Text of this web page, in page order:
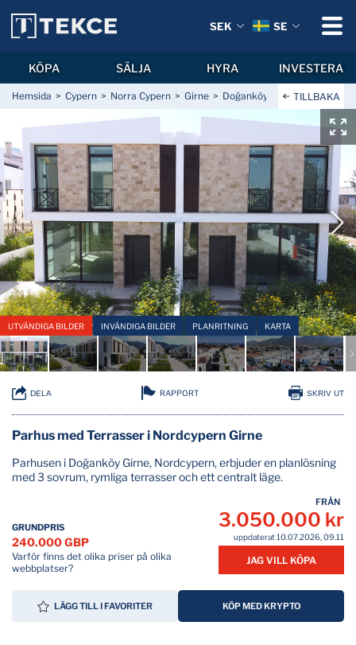
Hemsida Cypern Norra Cypern Girne Doğanköy Parhus med
TILLBAKA
UTVÄNDIGA BILDER INVÄNDIGA BILDER PLANRITNING KARTA
DELA RAPPORT SKRIV UT
Parhus med Terrasser i Nordcypern Girne
Parhusen i Doğanköy Girne, Nordcypern, erbjuder en planlösning
med 3 sovrum, rymliga terrasser och ett centralt läge.
GRUNDPRIS
240.000 GBP
Varför finns det olika priser på olika
webbplatser?
FRÅN
3.050.000 kr
uppdaterat 10.07.2026, 09.11
JAG VILL KÖPA
LÄGG TILL I FAVORITER KÖP MED KRYPTO
SEK SE
KÖPA SÄLJA HYRA INVESTERA